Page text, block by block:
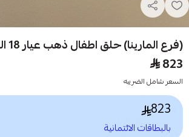
(فرع المارينا) حلق اطفال ذهب عيار 18 الوزن00.83 جرام
823
السعر شامل الضريبه
823
بالبطاقات الائتمانية